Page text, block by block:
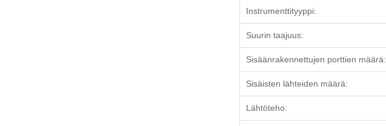
Instrumenttityyppi:
Suurin taajuus:
Sisäänrakennettujen porttien määrä:
Sisäisten lähteiden määrä:
Lähtöteho: